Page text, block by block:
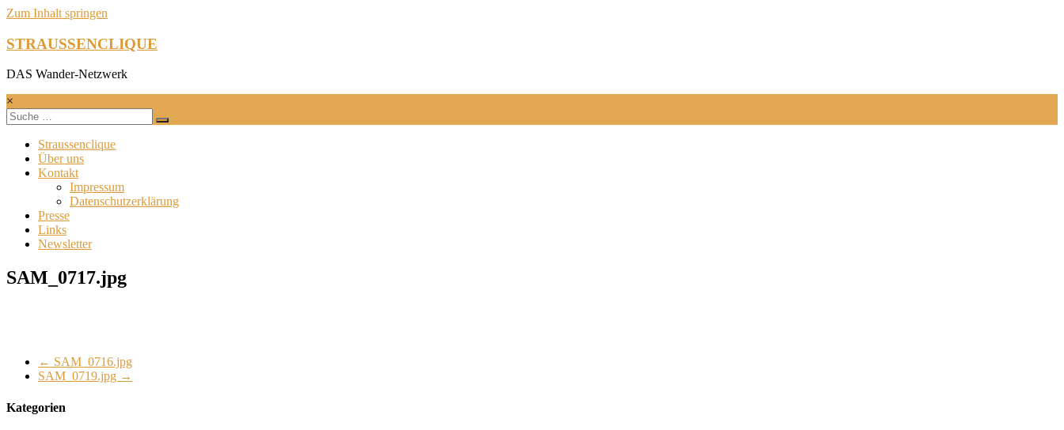
Zum Inhalt springen
STRAUSSENCLIQUE
DAS Wander-Netzwerk
×
Straussenclique
Über uns
Kontakt
Impressum
Datenschutzerklärung
Presse
Links
Newsletter
SAM_0717.jpg
← SAM_0716.jpg
SAM_0719.jpg →
Kategorien